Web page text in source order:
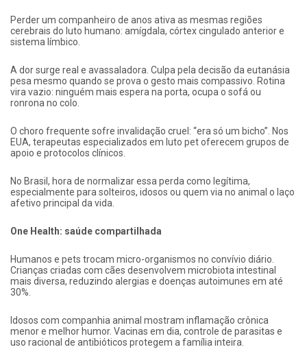
Perder um companheiro de anos ativa as mesmas regiões
cerebrais do luto humano: amígdala, córtex cingulado anterior e
sistema límbico.
A dor surge real e avassaladora. Culpa pela decisão da eutanásia
pesa mesmo quando se prova o gesto mais compassivo. Rotina
vira vazio: ninguém mais espera na porta, ocupa o sofá ou
ronrona no colo.
O choro frequente sofre invalidação cruel: “era só um bicho”. Nos
EUA, terapeutas especializados em luto pet oferecem grupos de
apoio e protocolos clínicos.
No Brasil, hora de normalizar essa perda como legítima,
especialmente para solteiros, idosos ou quem via no animal o laço
afetivo principal da vida.
One Health: saúde compartilhada
Humanos e pets trocam micro-organismos no convívio diário.
Crianças criadas com cães desenvolvem microbiota intestinal
mais diversa, reduzindo alergias e doenças autoimunes em até
30%.
Idosos com companhia animal mostram inflamação crônica
menor e melhor humor. Vacinas em dia, controle de parasitas e
uso racional de antibióticos protegem a família inteira.